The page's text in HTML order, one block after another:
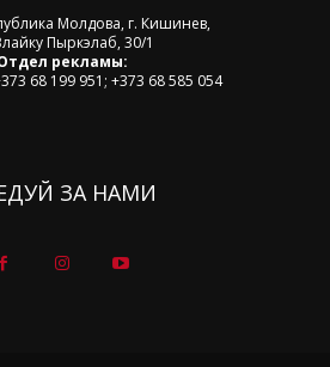
Молдова, г. Кишинев,
Пыркэлаб, 30/1
рекламы:
68 199 951; +373 68 585 054
ЗА НАМИ